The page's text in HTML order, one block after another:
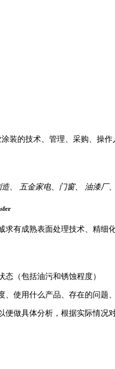
涂装的技术、管理、采购、操
、 五金家电、门窗、 油漆厂
求有成熟表面处理技术、精
（包括油污和锈蚀程度）
、使用什么产品、存在的问题
便做具体分析，根据实际情况